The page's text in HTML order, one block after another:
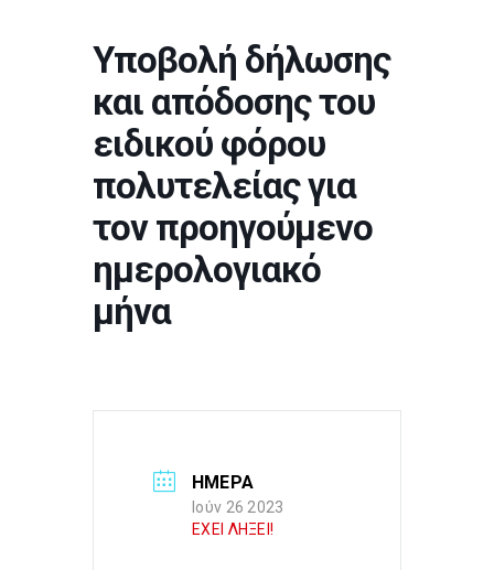
Υποβολή δήλωσης
και απόδοσης του
ειδικού φόρου
πολυτελείας για
τον προηγούμενο
ημερολογιακό
μήνα
ΗΜΕΡΑ
Ιούν 26 2023
ΕΧΕΙ ΛΗΞΕΙ!